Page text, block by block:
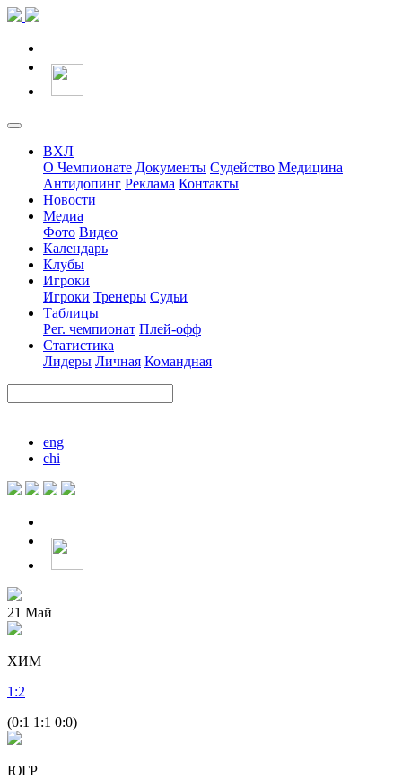
ВХЛ
О Чемпионате Документы Судейство Медицина
Антидопинг Реклама Контакты
Новости
Медиа
Фото Видео
Календарь
Клубы
Игроки
Игроки Тренеры Судьи
Таблицы
Рег. чемпионат Плей-офф
Статистика
Лидеры Личная Командная
eng
chi
21 Май
ХИМ
1 :2
(0:1 1:1 0:0)
ЮГР